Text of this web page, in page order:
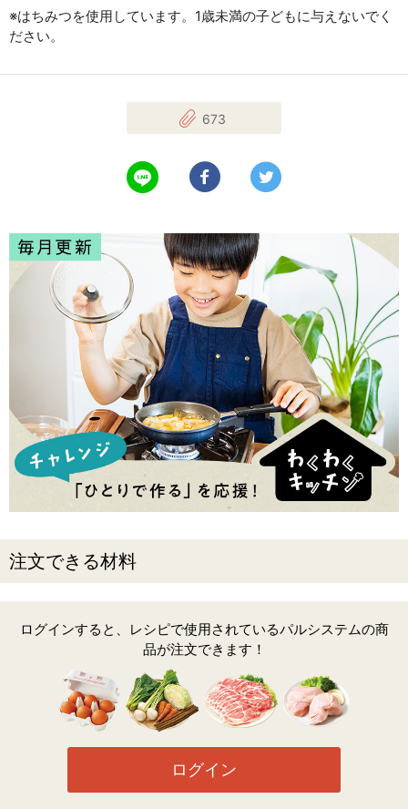
※はちみつを使用しています。1歳未満の子どもに与えないでく
ださい。
673
LINEで送る Facebookでシェアする
注文できる材料
ログインすると、レシピで使用されているパルシステムの商
品が注文できます！
ログイン